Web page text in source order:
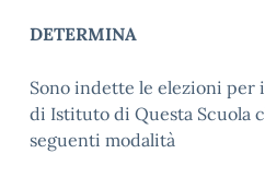
DETERMINA
Sono indette le elezioni per
di Istituto di Questa Scuola
seguenti modalità